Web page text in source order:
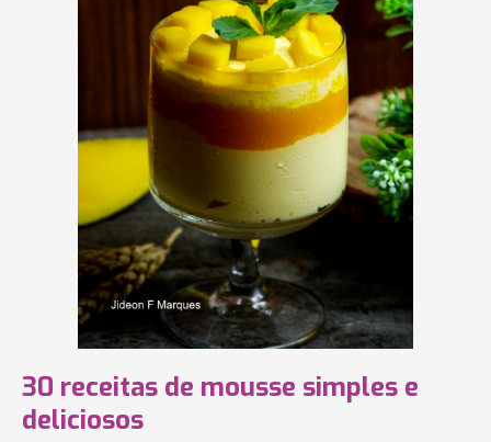
30 receitas de mousse simples e
deliciosos